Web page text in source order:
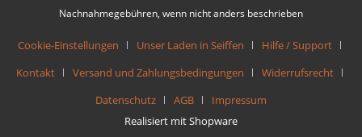
Nachnahmegebühren, wenn nicht anders beschrieben
Cookie-Einstellungen Unser Laden in Seiffen
Hilfe / Support
Kontakt
Versand und Zahlungsbedingungen
Widerrufsrecht
Datenschutz
AGB
Impressum
Realisiert mit Shopware